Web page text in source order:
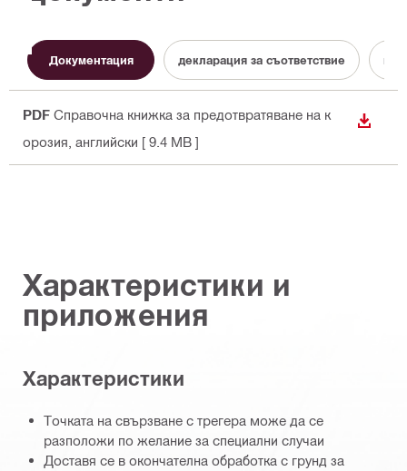
Документация декларация за съответствие
PDF Справочна книжка за предотвратяване на к
орозия , английски [ 9.4 MB ]
Характеристики и
приложения
Характеристики
Точката на свързване с трегера може да се
разположи по желание за специални случаи
Доставя се в окончателна обработка с грунд за